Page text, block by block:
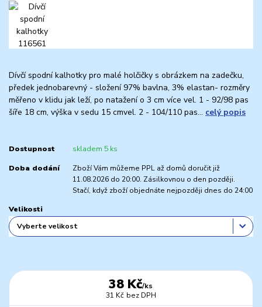
Dívčí spodní kalhotky pro malé holčičky s obrázkem na zadečku,
předek jednobarevný - složení 97% bavlna, 3% elastan- rozměry
měřeno v klidu jak leží, po natažení o 3 cm více vel. 1 - 92/98 pas
šíře 18 cm, výška v sedu 15 cmvel. 2 - 104/110 pas... celý popis
Dostupnost skladem 5 ks
Doba dodání
Zboží Vám můžeme PPL až domů doručit již
11.08.2026 do 20:00. Zásilkovnou o den později.
Stačí, když zboží objednáte nejpozději dnes do 24:00
Velikosti
38 Kč/ks
31 Kč bez DPH